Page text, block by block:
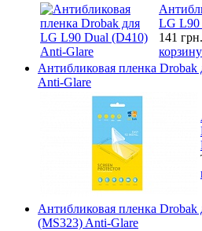
LG L90
141 грн.
корзину
Антибликовая пленка
Anti-Glare
Антибликовая пленка
(MS323) Anti-Glare